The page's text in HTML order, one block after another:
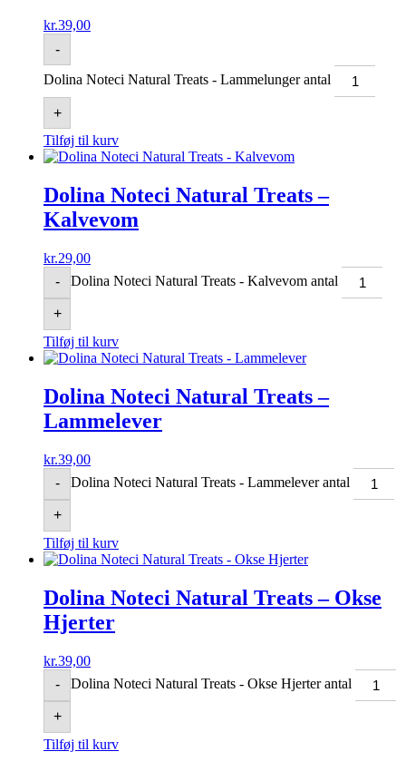
kr.39,00
-
Dolina Noteci Natural Treats - Lammelunger antal
+
Tilføj til kurv
Dolina Noteci Natural Treats –
Kalvevom
kr.29,00
-
Dolina Noteci Natural Treats - Kalvevom antal
+
Tilføj til kurv
Dolina Noteci Natural Treats –
Lammelever
kr.39,00
-
Dolina Noteci Natural Treats - Lammelever antal
+
Tilføj til kurv
Dolina Noteci Natural Treats – Okse
Hjerter
kr.39,00
-
Dolina Noteci Natural Treats - Okse Hjerter antal
+
Tilføj til kurv